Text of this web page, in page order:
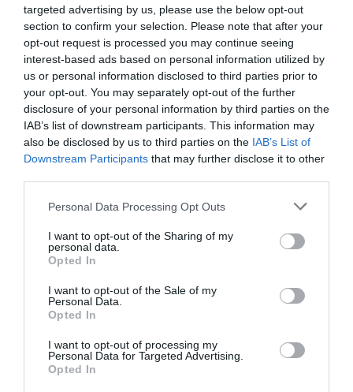
targeted advertising by us, please use the below opt-out
section to confirm your selection. Please note that after your
opt-out request is processed you may continue seeing
interest-based ads based on personal information utilized by
us or personal information disclosed to third parties prior to
your opt-out. You may separately opt-out of the further
disclosure of your personal information by third parties on the
IAB’s list of downstream participants. This information may
also be disclosed by us to third parties on the IAB’s List of
Downstream Participants that may further disclose it to other
Please note that this website/app uses one or more Google
not limited to your visit or usage behaviour. You may click to
grant or deny consent to Google and its third-party tags to
use your data for below specified purposes in below Google
consent section.
Personal Data Processing Opt Outs
I want to opt-out of the Sharing of my
personal data.
Opted In
I want to opt-out of the Sale of my
Personal Data.
Opted In
I want to opt-out of processing my
Personal Data for Targeted Advertising.
Opted In
ΕΛΛΑΔΑ